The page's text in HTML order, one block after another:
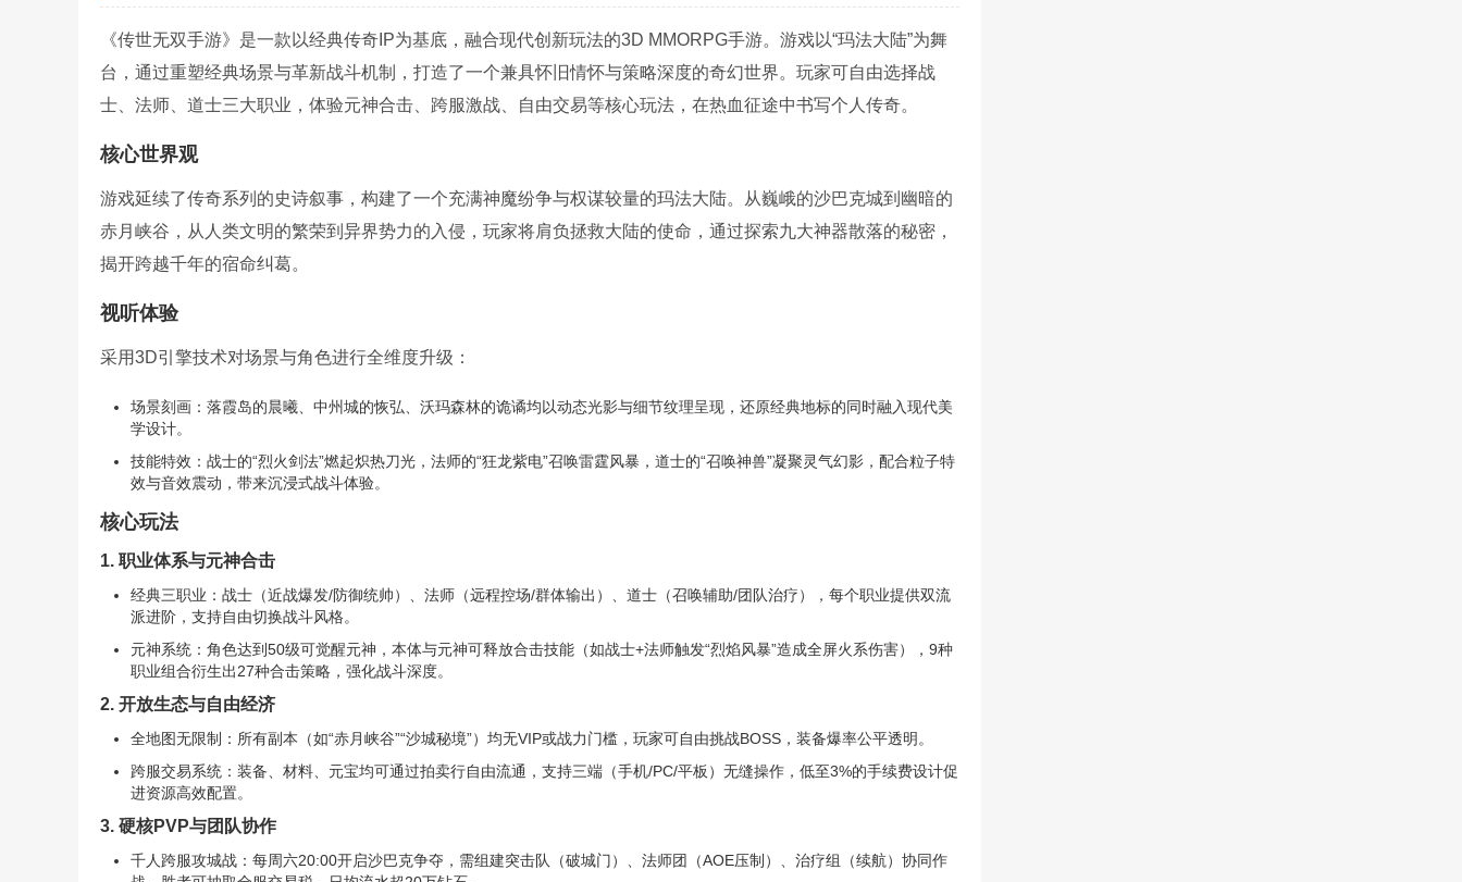
《传世无双手游》是一款以经典传奇IP为基底，融合现代创新玩法的3D MMORPG手游。游戏以“玛法大陆”为舞
台，通过重塑经典场景与革新战斗机制，打造了一个兼具怀旧情怀与策略深度的奇幻世界。玩家可自由选择战
士、法师、道士三大职业，体验元神合击、跨服激战、自由交易等核心玩法，在热血征途中书写个人传奇。
核心世界观
游戏延续了传奇系列的史诗叙事，构建了一个充满神魔纷争与权谋较量的玛法大陆。从巍峨的沙巴克城到幽暗的
赤月峡谷，从人类文明的繁荣到异界势力的入侵，玩家将肩负拯救大陆的使命，通过探索九大神器散落的秘密，
揭开跨越千年的宿命纠葛。
视听体验
采用3D引擎技术对场景与角色进行全维度升级：
场景刻画：落霞岛的晨曦、中州城的恢弘、沃玛森林的诡谲均以动态光影与细节纹理呈现，还原经典地标的同时融入现代美
学设计。
技能特效：战士的“烈火剑法”燃起炽热刀光，法师的“狂龙紫电”召唤雷霆风暴，道士的“召唤神兽”凝聚灵气幻影，配合粒子特
效与音效震动，带来沉浸式战斗体验。
核心玩法
1. 职业体系与元神合击
经典三职业：战士（近战爆发/防御统帅）、法师（远程控场/群体输出）、道士（召唤辅助/团队治疗），每个职业提供双流
派进阶，支持自由切换战斗风格。
元神系统：角色达到50级可觉醒元神，本体与元神可释放合击技能（如战士+法师触发“烈焰风暴”造成全屏火系伤害），9种
职业组合衍生出27种合击策略，强化战斗深度。
2. 开放生态与自由经济
全地图无限制：所有副本（如“赤月峡谷”“沙城秘境”）均无VIP或战力门槛，玩家可自由挑战BOSS，装备爆率公平透明。
跨服交易系统：装备、材料、元宝均可通过拍卖行自由流通，支持三端（手机/PC/平板）无缝操作，低至3%的手续费设计促
进资源高效配置。
3. 硬核PVP与团队协作
千人跨服攻城战：每周六20:00开启沙巴克争夺，需组建突击队（破城门）、法师团（AOE压制）、治疗组（续航）协同作